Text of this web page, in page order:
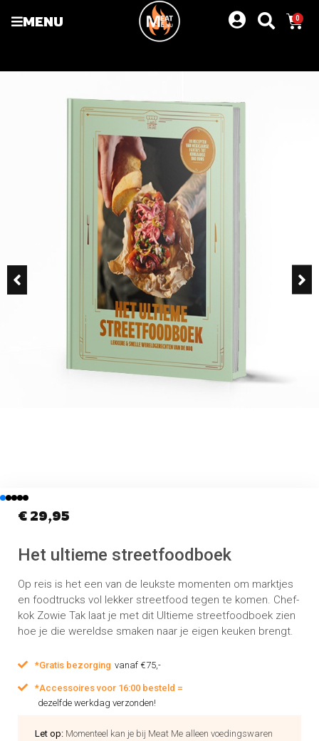
MENU 0
€ 29,95
Het ultieme streetfoodboek
Op reis is het een van de leukste momenten om marktjes
en foodtrucks vol lekker streetfood tegen te komen. Chef-
kok Zowie Tak laat je met dit Ultieme streetfoodboek zien
hoe je die wereldse smaken naar je eigen keuken brengt.
*Gratis bezorging vanaf €75,-
*Accessoires voor 16:00 besteld =
dezelfde werkdag verzonden!
Let op: Momenteel kan je bij Meat Me alleen voedingswaren